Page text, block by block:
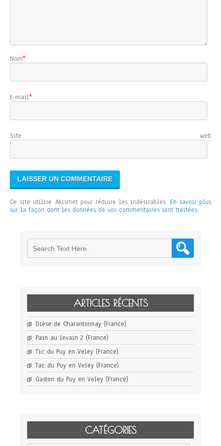
Nom*
E-mail*
Site web
Ce site utilise Akismet pour réduire les indésirables. En savoir plus
sur la façon dont les données de vos commentaires sont traitées.
ARTICLES RÉCENTS
Dièse de Charantonnay (France)
Pain au levain 2 (France)
Tic du Puy en Veley (France)
Tac du Puy en Veley (France)
Gaston du Puy en Veley (France)
CATÉGORIES